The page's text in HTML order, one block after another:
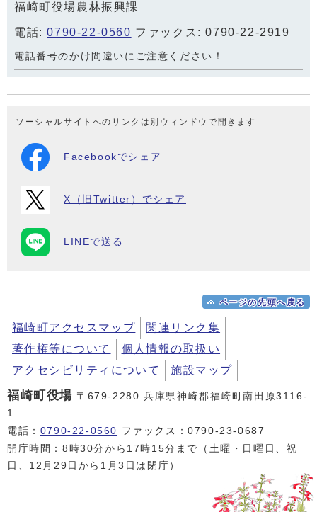
福崎町役場農林振興課
電話:0790-22-0560 ファックス: 0790-22-2919
電話番号のかけ間違いにご注意ください！
ソーシャルサイトへのリンクは別ウィンドウで開きます
Facebookでシェア
X（旧Twitter）でシェア
LINEで送る
ページの先頭へ戻る
福崎町アクセスマップ
関連リンク集
著作権等について
個人情報の取扱い
アクセシビリティについて
施設マップ
福崎町役場 〒679-2280 兵庫県神崎郡福崎町南田原3116-
1
電話： 0790-22-0560 ファックス：0790-23-0687
開庁時間：8時30分から17時15分まで（土曜・日曜日、祝
日、12月29日から1月3日は閉庁）